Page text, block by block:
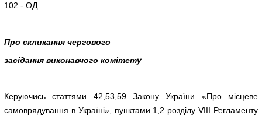
102 - ОД
Про скликання чергового
засідання виконавчого комітету
Керуючись статтями 42,53,59 Закону України «Про місцеве
самоврядування в Україні», пунктами 1,2 розділу VІІІ Регламенту